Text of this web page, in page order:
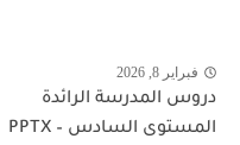
فبراير 8, 2026
دروس المدرسة الرائدة
المستوى السادس – PPTX